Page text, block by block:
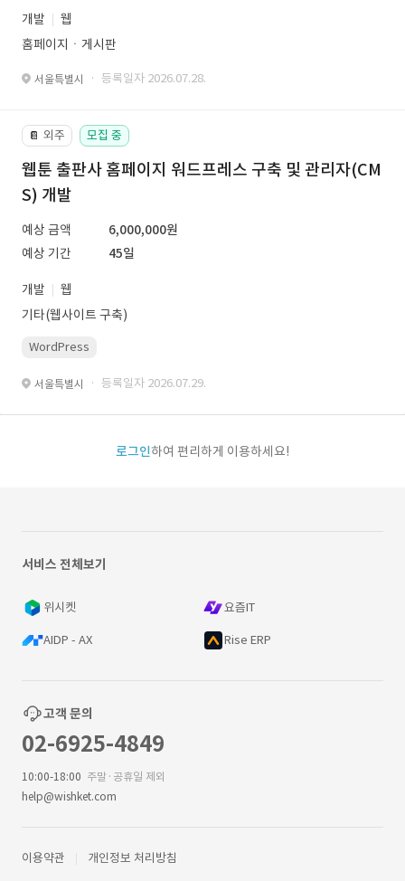
개발
웹
홈페이지ㆍ게시판
서울특별시 · 등록일자 2026.07.28.
📔 외주 모집 중
웹툰 출판사 홈페이지 워드프레스 구축 및 관리자(CM
S) 개발
예상 금액
6,000,000원
예상 기간
45일
개발
웹
기타(웹사이트 구축)
WordPress
서울특별시 · 등록일자 2026.07.29.
로그인하여 편리하게 이용하세요!
서비스 전체보기
위시켓 요즘IT
AIDP - AX Rise ERP
고객 문의
02-6925-4849
10:00-18:00 주말·공휴일 제외
help@wishket.com
이용약관 개인정보 처리방침